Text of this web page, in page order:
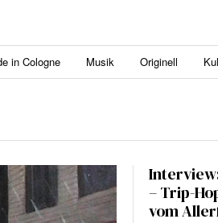
in Cologne Musik Originell
– Trip-
vom